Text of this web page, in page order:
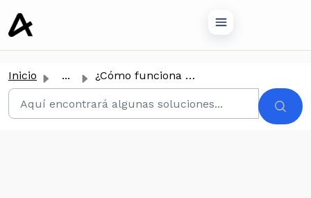
principal
Inicio ... ¿Cómo funciona el programa de referidos para empresas?